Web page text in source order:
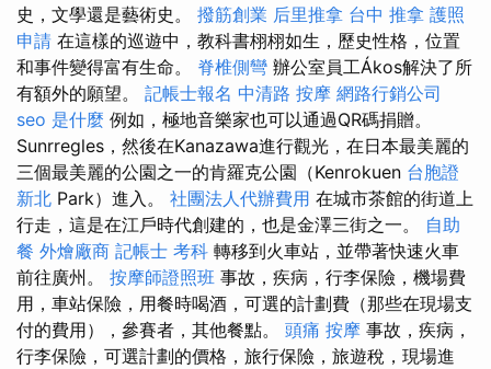
史，文學還是藝術史。 撥筋創業 后里推拿 台中 推拿 護照
申請 在這樣的巡遊中，教科書栩栩如生，歷史性格，位置
和事件變得富有生命。 脊椎側彎 辦公室員工Ákos解決了所
有額外的願望。 記帳士報名 中清路 按摩 網路行銷公司
seo 是什麼 例如，極地音樂家也可以通過QR碼捐贈。
Sunrregles，然後在Kanazawa進行觀光，在日本最美麗的
三個最美麗的公園之一的肯羅克公園（Kenrokuen 台胞證
新北 Park）進入。 社團法人代辦費用 在城市茶館的街道上
行走，這是在江戶時代創建的，也是金澤三街之一。 自助
餐 外燴廠商 記帳士 考科 轉移到火車站，並帶著快速火車
前往廣州。 按摩師證照班 事故，疾病，行李保險，機場費
用，車站保險，用餐時喝酒，可選的計劃費（那些在現場支
付的費用），參賽者，其他餐點。 頭痛 按摩 事故，疾病，
行李保險，可選計劃的價格，旅行保險，旅遊稅，現場進